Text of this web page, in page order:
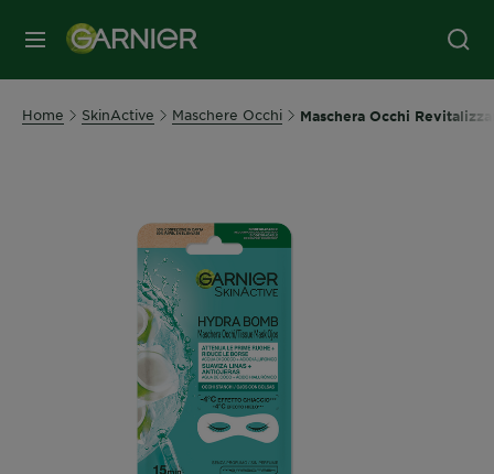
MENU
Home SkinActive Maschere Occhi Maschera Occhi